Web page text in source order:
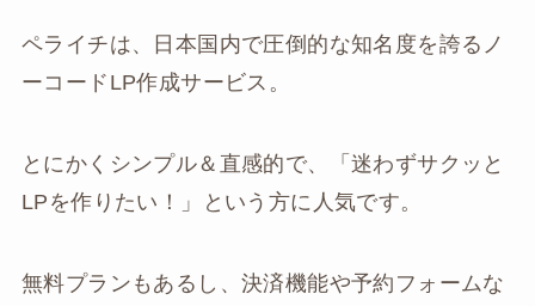
ペライチは、日本国内で圧倒的な知名度を誇るノ
ーコードLP作成サービス。
とにかくシンプル＆直感的で、「迷わずサクッと
LPを作りたい！」という方に人気です。
無料プランもあるし、決済機能や予約フォームな